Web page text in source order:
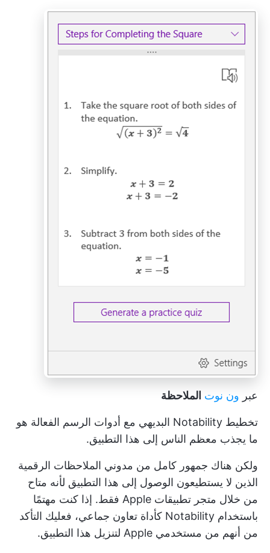
عبر ون نوت الملاحظة
تخطيط Notability البديهي مع أدوات الرسم الفعالة هو
ما يجذب معظم الناس إلى هذا التطبيق.
ولكن هناك جمهور كامل من مدوني الملاحظات الرقمية
الذين لا يستطيعون الوصول إلى هذا التطبيق لأنه متاح
من خلال متجر تطبيقات Apple فقط. إذا كنت مهتمًا
باستخدام Notability كأداة تعاون جماعي، فعليك التأكد
من أنهم من مستخدمي Apple لتنزيل هذا التطبيق.